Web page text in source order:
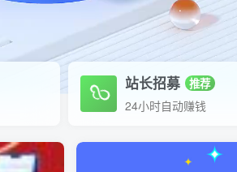
站长招募 推荐
24小时自动赚钱